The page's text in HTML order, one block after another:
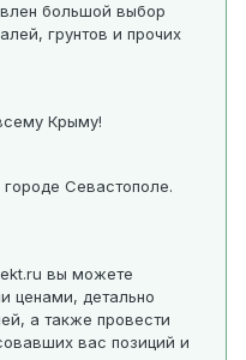
большой выбор
грунтов и прочих
Крыму!
Севастополе.
вы можете
ценами, детально
а также провести
вас позиций и